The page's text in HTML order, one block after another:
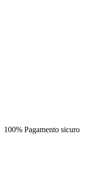
100% Pagamento sicuro